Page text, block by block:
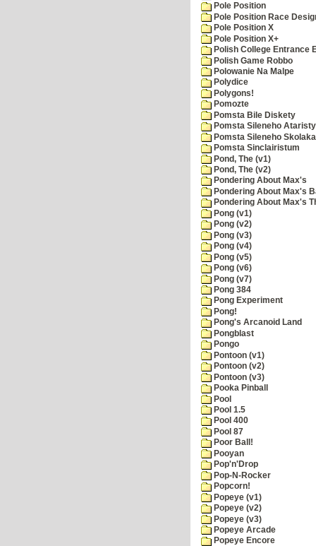
Pole Position
Pole Position Race
Pole Position X
Pole Position X+
Polish College Entrance
Polish Game Robbo
Polowanie Na Malpe
Polydice
Polygons!
Pomozte
Pomsta Bile Diskety
Pomsta Sileneho Ataristy
Pomsta Sileneho Skolaka
Pomsta Sinclairistum
Pond, The (v1)
Pond, The (v2)
Pondering About Max's
Pondering About Max's
Pondering About Max's
Pong (v1)
Pong (v2)
Pong (v3)
Pong (v4)
Pong (v5)
Pong (v6)
Pong (v7)
Pong 384
Pong Experiment
Pong!
Pong's Arcanoid Land
Pongblast
Pongo
Pontoon (v1)
Pontoon (v2)
Pontoon (v3)
Pooka Pinball
Pool
Pool 1.5
Pool 400
Pool 87
Poor Ball!
Pooyan
Pop'n'Drop
Pop-N-Rocker
Popcorn!
Popeye (v1)
Popeye (v2)
Popeye (v3)
Popeye Arcade
Popeye Encore